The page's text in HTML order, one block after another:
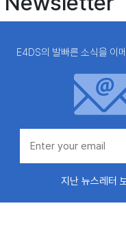
E4DS의 발빠른 소식을 이
지난 뉴스레터